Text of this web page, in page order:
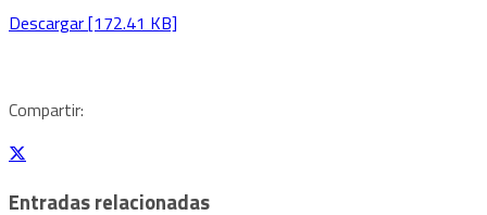
Descargar [172.41 KB]
Compartir:
Entradas relacionadas